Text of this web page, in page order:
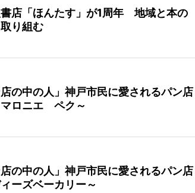
店「ほんたす」が1周年 地域と本の
り組む
店の中の人」神戸市民に愛されるパン店
ロニエ ペク～
店の中の人」神戸市民に愛されるパン店
ーズベーカリー～